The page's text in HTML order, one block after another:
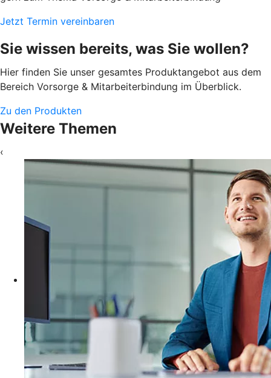
Jetzt Termin vereinbaren
Sie wissen bereits, was Sie wollen?
Hier finden Sie unser gesamtes Produktangebot aus dem
Bereich Vorsorge & Mitarbeiterbindung im Überblick.
Zu den Produkten
Weitere Themen
‹